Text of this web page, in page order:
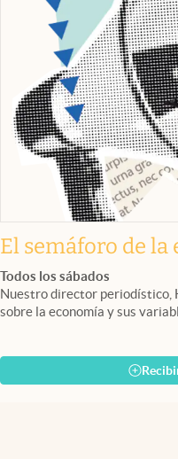
El semáforo de la
Todos los sábados
Nuestro director periodístico,
sobre la economía y sus